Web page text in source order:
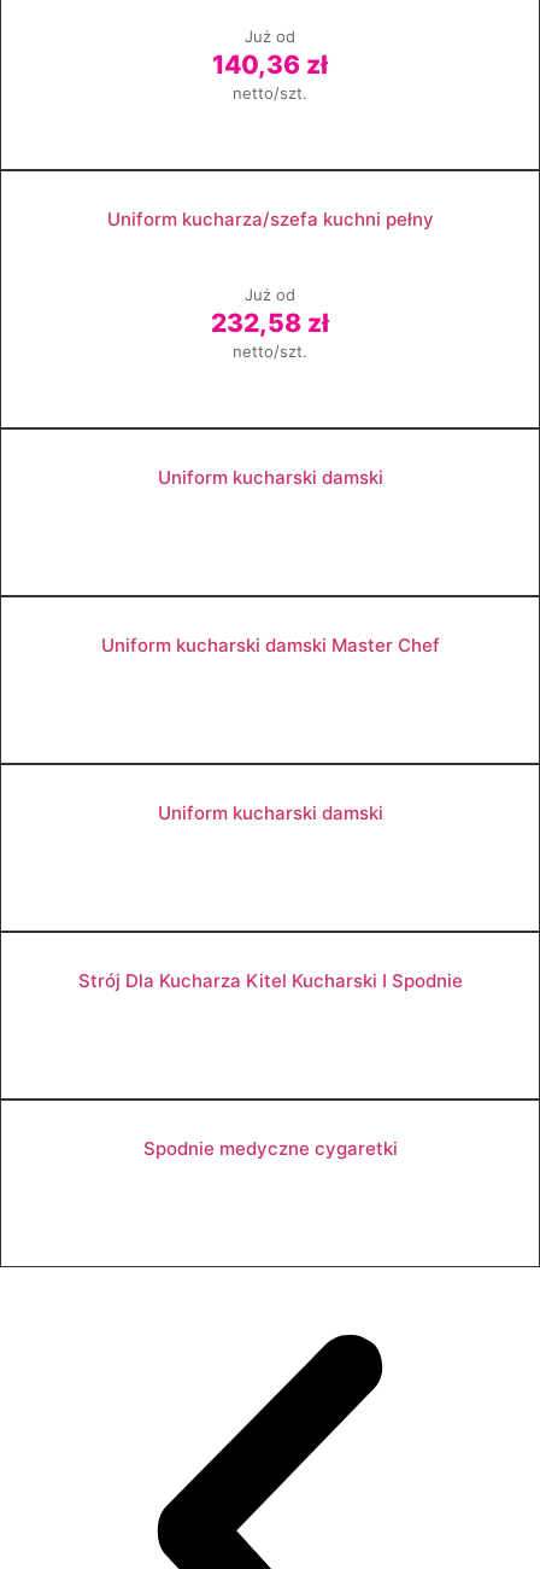
Już od
140,36 zł
netto/szt.
Uniform kucharza/szefa kuchni pełny
Już od
232,58 zł
netto/szt.
Uniform kucharski damski
Uniform kucharski damski Master Chef
Uniform kucharski damski
Strój Dla Kucharza Kitel Kucharski I Spodnie
Spodnie medyczne cygaretki